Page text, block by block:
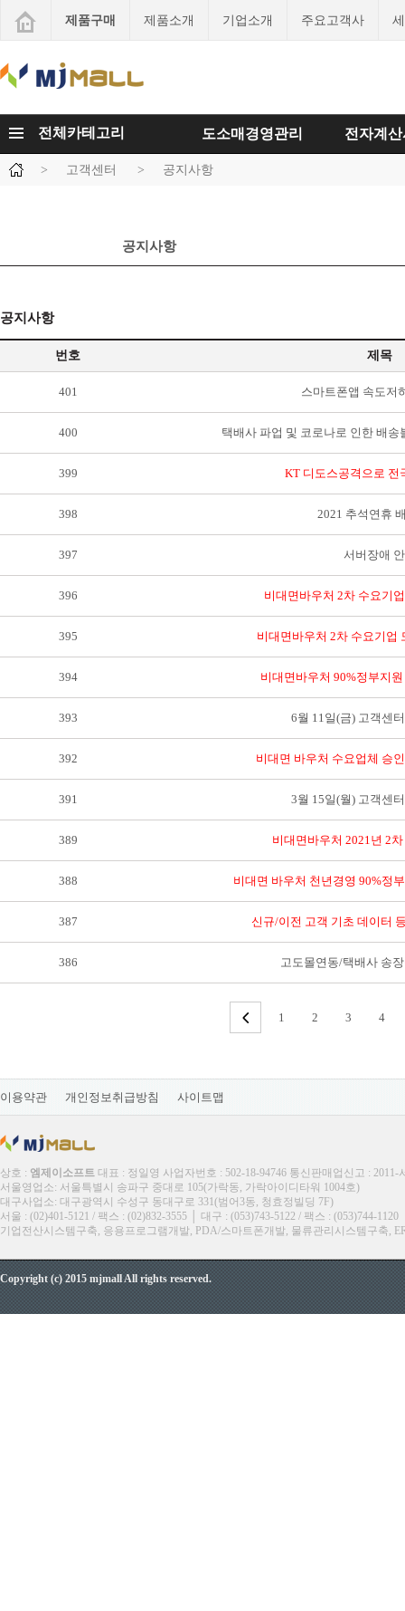
제품구매 제품소개 기업소개 주요고객사
전체카테고리 도소매경영관리 전자계
> 고객센터 > 공지사항
공지사항
공지사항
번호 제목
401 스마트폰앱 속도저
400 택배사 파업 및 코로나로 인한 배
399 KT 디도스공격으로 전
398 2021 추석연휴
397 서버장애
396 비대면바우처 2차 수요기
395 비대면바우처 2차 수요기업
394 비대면바우처 90%정부지
393 6월 11일(금) 고객센
392 비대면 바우처 수요업체 승
391 3월 15일(월) 고객센
389 비대면바우처 2021년 2
388 비대면 바우처 천년경영 90%정
387 신규/이전 고객 기초 데이터
386 고도몰연동/택배사 송
1 2 3 4
이용약관 개인정보취급방침 사이트맵
상호 : 엠제이소프트 대표 : 정일영 사업자번호 : 502-18-94746 통신판매업신고 : 2011-
서울영업소: 서울특별시 송파구 중대로 105(가락동, 가락아이디타워 1004호)
대구사업소: 대구광역시 수성구 동대구로 331(범어3동, 청효정빌딩 7F)
서울 : (02)401-5121 / 팩스 : (02)832-3555 │ 대구 : (053)743-5122 / 팩스 : (053)744-1120
기업전산시스템구축, 응용프로그램개발, PDA/스마트폰개발, 물류관리시스템구축,
Copyright (c) 2015 mjmall All rights reserved.